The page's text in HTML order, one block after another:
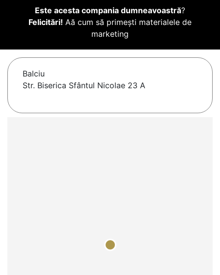
Este acesta compania dumneavoastră?
Felicitări! Aă cum să primești materialele de
marketing
Balciu
Str. Biserica Sfântul Nicolae 23 A